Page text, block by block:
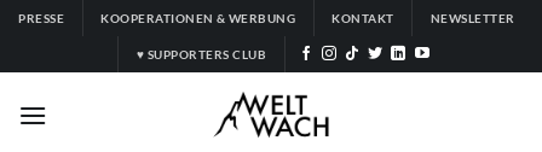
Zum
springen
PRESSE KOOPERATIONEN & WERBUNG KONTAKT NEWSLETTER
♥ SUPPORTERS CLUB